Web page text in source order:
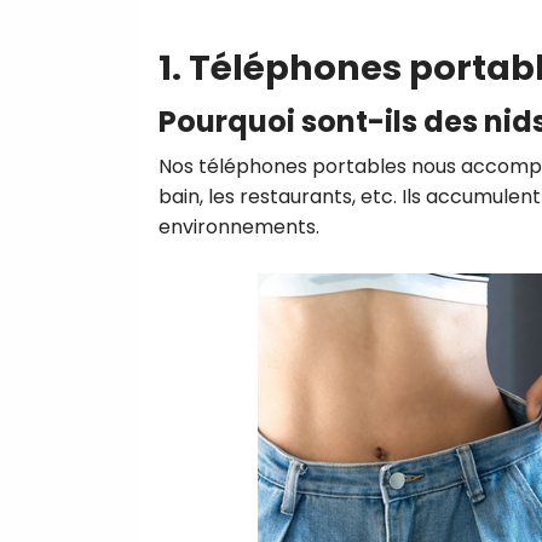
1. Téléphones
Pourquoi sont-ils des
Nos téléphones portables nous
bain, les restaurants, etc. Ils
environnements.